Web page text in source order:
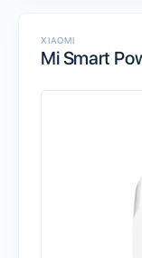
XIAOMI
Mi Smart